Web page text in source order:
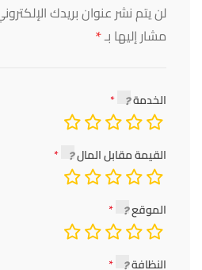
لن يتم نشر عنوان بريدك
مشار إليها بـ*
الخدمة
القيمة مقابل المال
الموقع
النظافة